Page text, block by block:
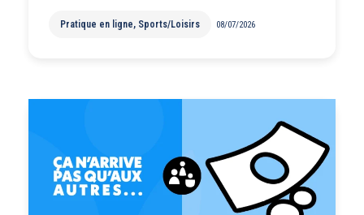
Pratique en ligne, Sports/Loisirs 08/07/2026